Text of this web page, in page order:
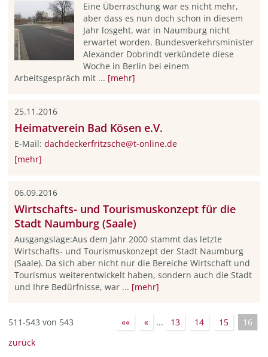
Eine Überraschung war es nicht mehr,
aber dass es nun doch schon in diesem
Jahr losgeht, war in Naumburg nicht
erwartet worden. Bundesverkehrsminister
Alexander Dobrindt verkündete diese
Woche in Berlin bei einem
Arbeitsgespräch mit ... [mehr]
25.11.2016
Heimatverein Bad Kösen e.V.
E-Mail: dachdeckerfritzsche@t-online.de
[mehr]
06.09.2016
Wirtschafts- und Tourismuskonzept für die
Stadt Naumburg (Saale)
Ausgangslage:Aus dem Jahr 2000 stammt das letzte
Wirtschafts- und Tourismuskonzept der Stadt Naumburg
(Saale). Da sich aber nicht nur die Bereiche Wirtschaft und
Tourismus weiterentwickelt haben, sondern auch die Stadt
und Ihre Bedürfnisse, war ... [mehr]
511-543 von 543 «« « ... 13 14 15
16
zurück